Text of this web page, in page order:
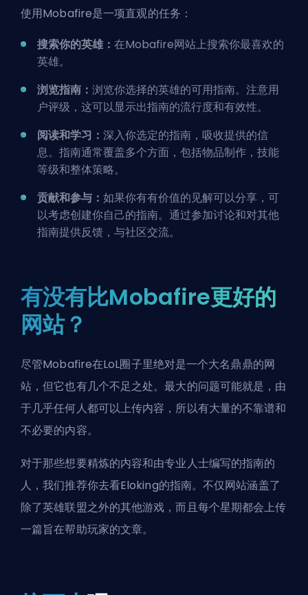
使用Mobafire是一项直观的任务：
搜索你的英雄： 在Mobafire网站上搜索你最喜欢的
英雄。
浏览指南： 浏览你选择的英雄的可用指南。注意用
户评级，这可以显示出指南的流行度和有效性。
阅读和学习： 深入你选定的指南，吸收提供的信
息。指南通常覆盖多个方面，包括物品制作，技能
等级和整体策略。
贡献和参与： 如果你有有价值的见解可以分享，可
以考虑创建你自己的指南。通过参加讨论和对其他
指南提供反馈，与社区交流。
有没有比Mobafire更好的
网站？
尽管Mobafire在LoL圈子里绝对是一个大名鼎鼎的网
站，但它也有几个不足之处。最大的问题可能就是，由
于几乎任何人都可以上传内容，所以有大量的不靠谱和
不必要的内容。
对于那些想要精炼的内容和由专业人士编写的指南的
人，我们推荐你去看Eloking的指南。不仅网站涵盖了
除了英雄联盟之外的其他游戏，而且每个星期都会上传
一篇旨在帮助玩家的文章。